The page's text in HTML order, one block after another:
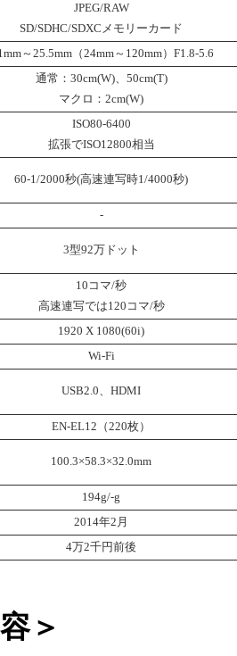
JPEG/RAW
SD/SDHC/SDXCメモリーカード
～25.5mm（24mm～120mm）F1.8-5.6
通常：30cm(W)、50cm(T)
マクロ：2cm(W)
ISO80-6400
拡張でISO12800相当
60-1/2000秒(高速連写時1/4000秒)
-
3型92万ドット
10コマ/秒
高速連写では120コマ/秒
1920 X 1080(60i)
Wi-Fi
USB2.0、HDMI
EN-EL12（220枚）
100.3×58.3×32.0mm
194g/-g
2014年2月
4万2千円前後
＞